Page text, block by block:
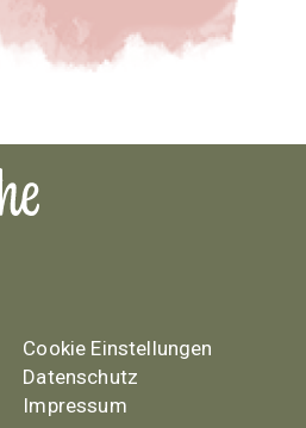
Cookie Einstellungen
Datenschutz
Impressum